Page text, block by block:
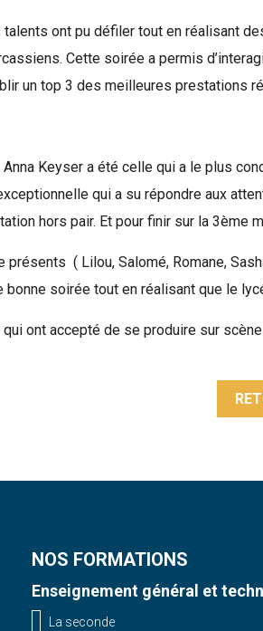
ont pu défiler tout en réalisant
Cette soirée a permis
un top 3 des meilleures prestations
Keyser a été celle qui a le plus
qui a su répondre aux
hors pair. Et pour finir sur la 3ème
( Lilou, Salomé, Romane,
soirée tout en réalisant que le
ont accepté de se produire sur
Rechercher
NOS FORMATIONS
Enseignement général et
La seconde